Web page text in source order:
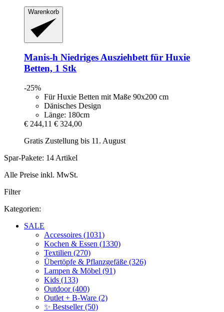
Warenkorb
Manis-h Niedriges Ausziehbett für Huxie
Betten, 1 Stk
-25%
Für Huxie Betten mit Maße 90x200 cm
Dänisches Design
Länge: 180cm
€ 244,11 € 324,00
Gratis Zustellung bis 11. August
Spar-Pakete: 14 Artikel
Alle Preise inkl. MwSt.
Filter
Kategorien:
SALE
Accessoires (1031)
Kochen & Essen (1330)
Textilien (270)
Übertöpfe & Pflanzgefäße (326)
Lampen & Möbel (91)
Kids (133)
Outdoor (400)
Outlet + B-Ware (2)
✨ Bestseller (50)